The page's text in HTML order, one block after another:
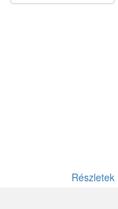
Részletek